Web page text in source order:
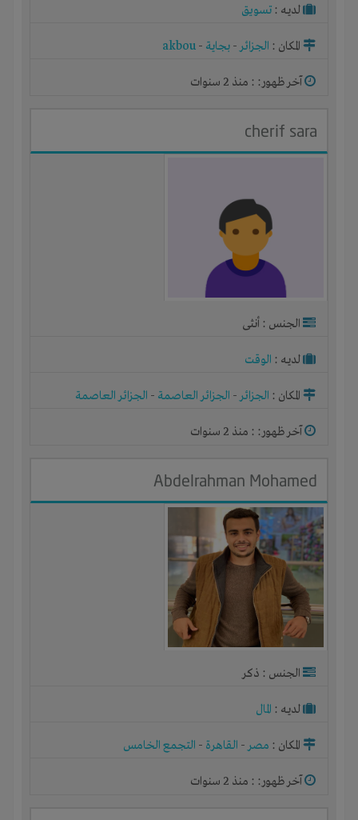
لديـه : تسويق
المكان : الجزائر- بجاية -
akbou
آخر ظهور: : منذ 2 سنوات
cherif sara
الجنس : أنثى
لديـه : الوقت
المكان : الجزائر- الجزائر العاصمة - الجزائر العاصمة
آخر ظهور: : منذ 2 سنوات
Abdelrahman Mohamed
الجنس : ذكر
لديـه : المال
المكان : مصر- القاهرة - التجمع الخامس
آخر ظهور: : منذ 2 سنوات